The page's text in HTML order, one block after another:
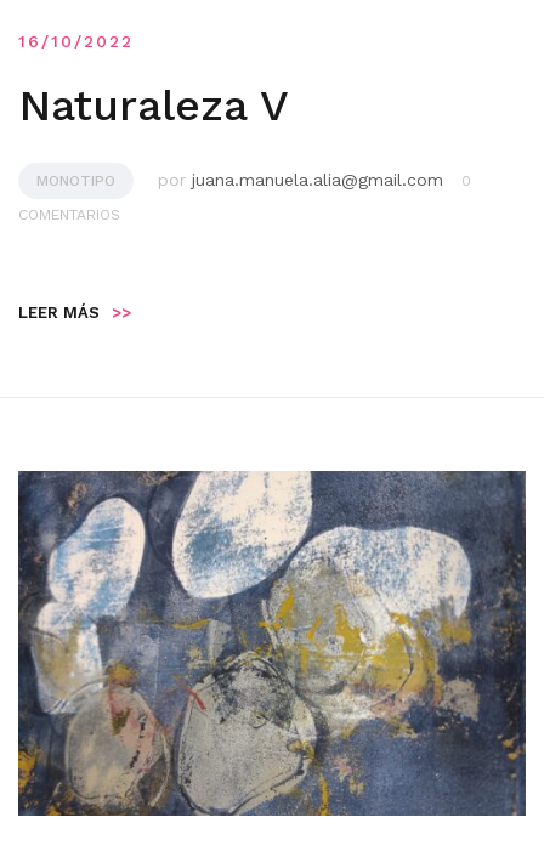
16/10/2022
Naturaleza V
MONOTIPO por juana.manuela.alia@gmail.com
0
COMENTARIOS
LEER MÁS >>